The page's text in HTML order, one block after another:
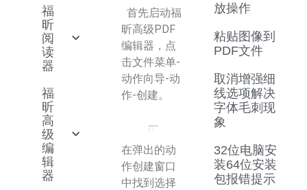
福
昕
阅
读
器
福
昕
高
级
编
辑
器
首先启动福
昕高级PDF
编辑器，点
击文件菜单-
动作向导-动
作-创建。
在弹出的动
作创建窗口
中找到选择
放操作
粘贴图像到
PDF文件
取消增强细
线选项解决
字体毛刺现
象
32位电脑安
装64位安装
包报错提示